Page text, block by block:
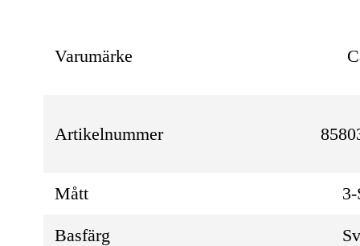
Varumärke
Artikelnummer
Mått
Basfärg